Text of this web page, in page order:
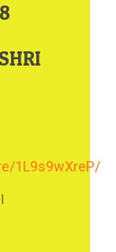
1L9s9wXreP/